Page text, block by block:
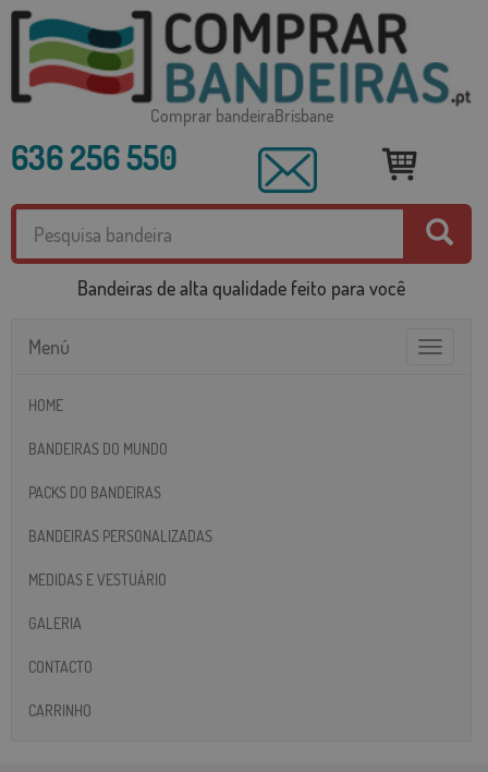
Comprar bandeiraBrisbane
636 256 550
Bandeiras de alta qualidade feito para você
Toggle
Menú
HOME
BANDEIRAS DO MUNDO
PACKS DO BANDEIRAS
BANDEIRAS PERSONALIZADAS
MEDIDAS E VESTUÁRIO
GALERIA
CONTACTO
CARRINHO